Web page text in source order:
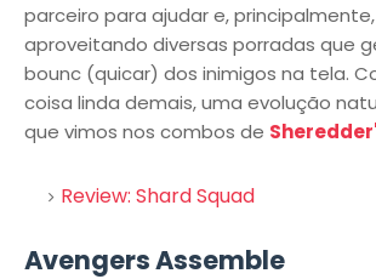
parceiro para ajudar e,
aproveitando diversas porradas que
bounc (quicar) dos inimigos na tela.
coisa linda demais, uma evolução
que vimos nos combos de
Review: Shard Squad
Avengers Assemble